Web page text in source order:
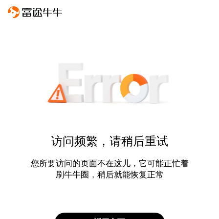
访问频繁，请稍后重试
您所要访问的页面不在这儿，它可能正忙着
刷牛牛圈，稍后就能恢复正常